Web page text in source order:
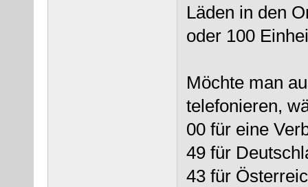
Läden in den
oder 100
Möchte man
telefonieren,
00 für eine
49 für
43 für